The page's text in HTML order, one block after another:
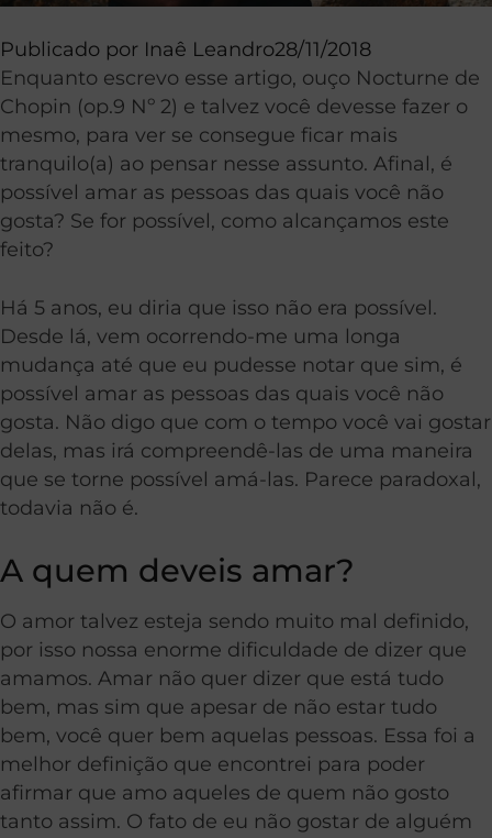
Publicado por Inaê Leandro28/11/2018
Enquanto escrevo esse artigo, ouço Nocturne de
Chopin (op.9 Nº 2) e talvez você devesse fazer o
mesmo, para ver se consegue ficar mais
tranquilo(a) ao pensar nesse assunto. Afinal, é
possível amar as pessoas das quais você não
gosta? Se for possível, como alcançamos este
feito?
Há 5 anos, eu diria que isso não era possível.
Desde lá, vem ocorrendo-me uma longa
mudança até que eu pudesse notar que sim, é
possível amar as pessoas das quais você não
gosta. Não digo que com o tempo você vai gostar
delas, mas irá compreendê-las de uma maneira
que se torne possível amá-las. Parece paradoxal,
todavia não é.
A quem deveis amar?
O amor talvez esteja sendo muito mal definido,
por isso nossa enorme dificuldade de dizer que
amamos. Amar não quer dizer que está tudo
bem, mas sim que apesar de não estar tudo
bem, você quer bem aquelas pessoas. Essa foi a
melhor definição que encontrei para poder
afirmar que amo aqueles de quem não gosto
tanto assim. O fato de eu não gostar de alguém